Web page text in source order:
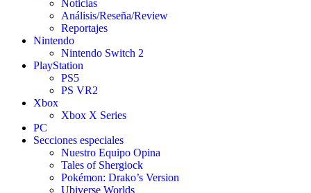
Noticias
Análisis/Reseña/Review
Reportajes
Nintendo
Nintendo Switch 2
PlayStation
PS5
PS VR2
Xbox
Xbox X Series
PC
Secciones especiales
Nuestro Equipo Opina
Tales of Shergiock
Pokémon: Drako’s Version
Ubiverse Worlds